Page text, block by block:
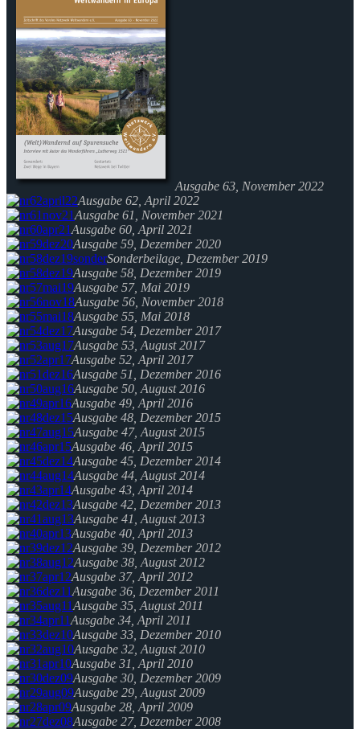
Ausgabe 63, November 2022
Ausgabe 62, April 2022
Ausgabe 61, November 2021
Ausgabe 60, April 2021
Ausgabe 59, Dezember 2020
Sonderbeilage, Dezember 2019
Ausgabe 58, Dezember 2019
Ausgabe 57, Mai 2019
Ausgabe 56, November 2018
Ausgabe 55, Mai 2018
Ausgabe 54, Dezember 2017
Ausgabe 53, August 2017
Ausgabe 52, April 2017
Ausgabe 51, Dezember 2016
Ausgabe 50, August 2016
Ausgabe 49, April 2016
Ausgabe 48, Dezember 2015
Ausgabe 47, August 2015
Ausgabe 46, April 2015
Ausgabe 45, Dezember 2014
Ausgabe 44, August 2014
Ausgabe 43, April 2014
Ausgabe 42, Dezember 2013
Ausgabe 41, August 2013
Ausgabe 40, April 2013
Ausgabe 39, Dezember 2012
Ausgabe 38, August 2012
Ausgabe 37, April 2012
Ausgabe 36, Dezember 2011
Ausgabe 35, August 2011
Ausgabe 34, April 2011
Ausgabe 33, Dezember 2010
Ausgabe 32, August 2010
Ausgabe 31, April 2010
Ausgabe 30, Dezember 2009
Ausgabe 29, August 2009
Ausgabe 28, April 2009
Ausgabe 27, Dezember 2008